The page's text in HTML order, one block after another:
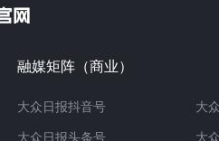
融媒矩阵（商业）
大众日报抖音号
大众日报头条号
大
大